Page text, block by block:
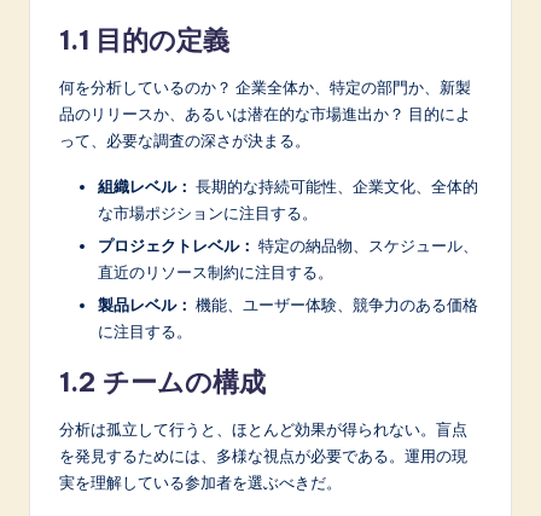
ti
1.1 目的の定義
何を分析しているのか？ 企業全体か、特定の部門か、新製
品のリリースか、あるいは潜在的な市場進出か？ 目的によ
って、必要な調査の深さが決まる。
組織レベル： 長期的な持続可能性、企業文化、全体的
な市場ポジションに注目する。
プロジェクトレベル： 特定の納品物、スケジュール、
直近のリソース制約に注目する。
製品レベル： 機能、ユーザー体験、競争力のある価格
に注目する。
1.2 チームの構成
分析は孤立して行うと、ほとんど効果が得られない。盲点
を発見するためには、多様な視点が必要である。運用の現
実を理解している参加者を選ぶべきだ。